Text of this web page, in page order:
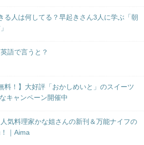
る人は何してる？早起きさん3人に学ぶ「朝
語で言うと？
料！】大好評「おかしめいと」のスイーツ
キャンペーン開催中
人気料理家かな姐さんの新刊＆万能ナイフの
｜Aima